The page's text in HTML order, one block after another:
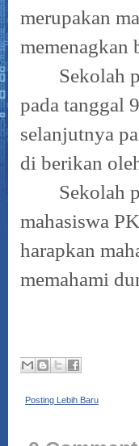
merupakan
memenagkan
Sekolah
pada tanggal
selanjutnya
di berikan
Sekolah
mahasiswa
harapkan
memahami
Posting Lebih Baru